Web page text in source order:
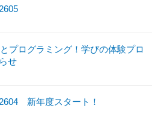
プログラミング！学びの体験プロ
せ
新年度スタート！